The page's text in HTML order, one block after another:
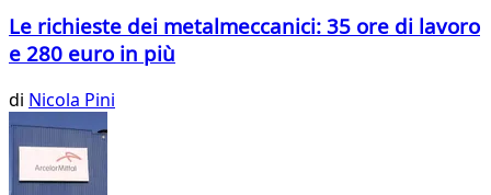
Le richieste dei metalmeccanici: 35 ore di lavoro
e 280 euro in più
di Nicola Pini